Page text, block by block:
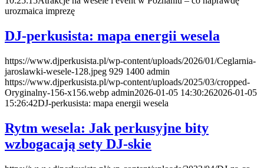
urozmaica imprezę
DJ-perkusista: mapa energii wesela
https://www.djperkusista.pl/wp-content/uploads/2026/01/Ceglarnia-
jaroslawki-wesele-128.jpeg 929 1400 admin
https://www.djperkusista.pl/wp-content/uploads/2025/03/cropped-
Oryginalny-156-x156.webp admin2026-01-05 14:30:262026-01-05
15:26:42DJ-perkusista: mapa energii wesela
Rytm wesela: Jak perkusyjne bity
wzbogacają sety DJ-skie